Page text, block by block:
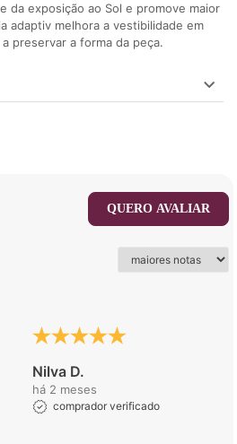
da exposição ao Sol e promove maior
adaptiv melhora a vestibilidade em
preservar a forma da peça.
QUERO AVALIAR
Nilva D.
há 2 meses
comprador verificado